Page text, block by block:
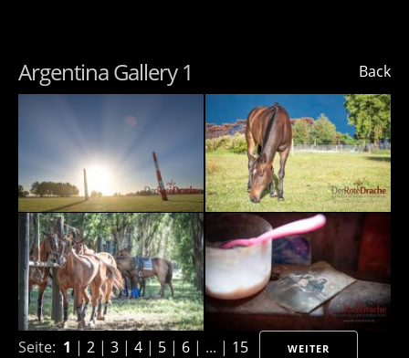
Back
Argentina Gallery 1
Seite: 1 | 2 | 3 | 4 | 5 | 6 | ... | 15 WEITER